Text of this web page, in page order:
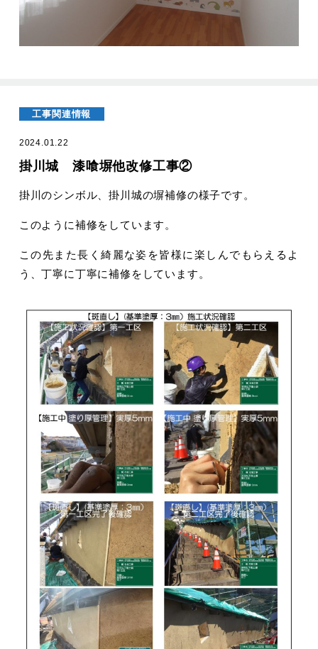
工事関連情報
2024.01.22
掛川城 漆喰塀他改修工事②
掛川のシンボル、掛川城の塀補修の様子です。
このように補修をしています。
この先また長く綺麗な姿を皆様に楽しんでもらえるよ
う、丁寧に丁寧に補修をしています。